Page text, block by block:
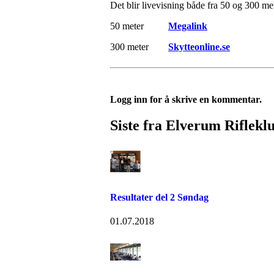
Det blir livevisning både fra 50 og 300
50 meter Megalink
300 meter Skytteonline.se
Logg inn for å skrive en kommentar.
Siste fra Elverum
Resultater del 2 Søndag
01.07.2018